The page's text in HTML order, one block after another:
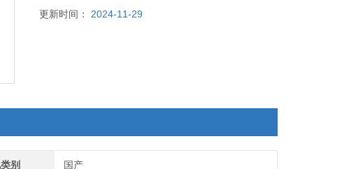
更新时间： 2024-11-29
别 国产